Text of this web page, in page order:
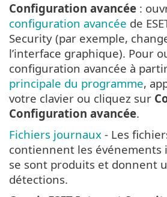
Configuration avancée :
configuration avancée de
Security (par exemple,
l’interface graphique). Pour
configuration avancée à
principale du programme,
votre clavier ou cliquez sur
Configuration avancée.
Fichiers journaux - Les
contiennent les événements
se sont produits et donnent
détections.